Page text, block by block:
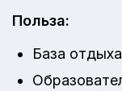
Польза:
База